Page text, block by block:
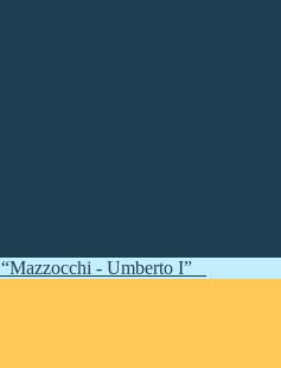
“Mazzocchi - Umberto I”